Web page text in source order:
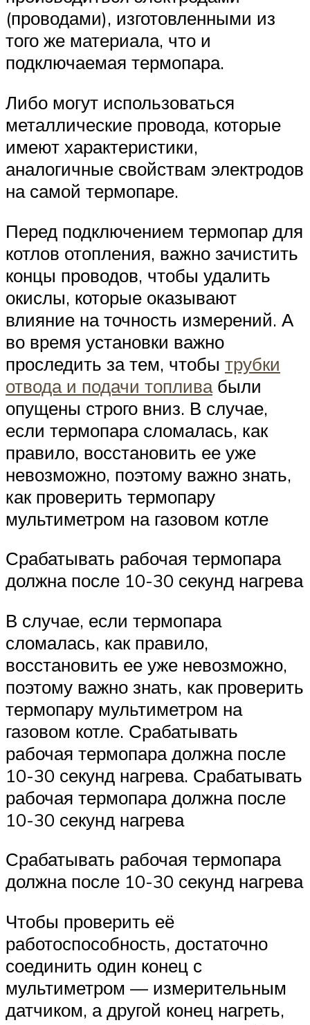
(проводами), изготовленными из
того же материала, что и
подключаемая термопара.
Либо могут использоваться
металлические провода, которые
имеют характеристики,
аналогичные свойствам электродов
на самой термопаре.
Перед подключением термопар для
котлов отопления, важно зачистить
концы проводов, чтобы удалить
окислы, которые оказывают
влияние на точность измерений. А
во время установки важно
проследить за тем, чтобы трубки
отвода и подачи топливабыли
опущены строго вниз. В случае,
если термопара сломалась, как
правило, восстановить ее уже
невозможно, поэтому важно знать,
как проверить термопару
мультиметром на газовом котле
Срабатывать рабочая термопара
должна после 10-30 секунд нагрева
В случае, если термопара
сломалась, как правило,
восстановить ее уже невозможно,
поэтому важно знать, как проверить
термопару мультиметром на
газовом котле. Срабатывать
рабочая термопара должна после
10-30 секунд нагрева. Срабатывать
рабочая термопара должна после
10-30 секунд нагрева
Срабатывать рабочая термопара
должна после 10-30 секунд нагрева
Чтобы проверить её
работоспособность, достаточно
соединить один конец с
мультиметром — измерительным
датчиком, а другой конец нагреть,